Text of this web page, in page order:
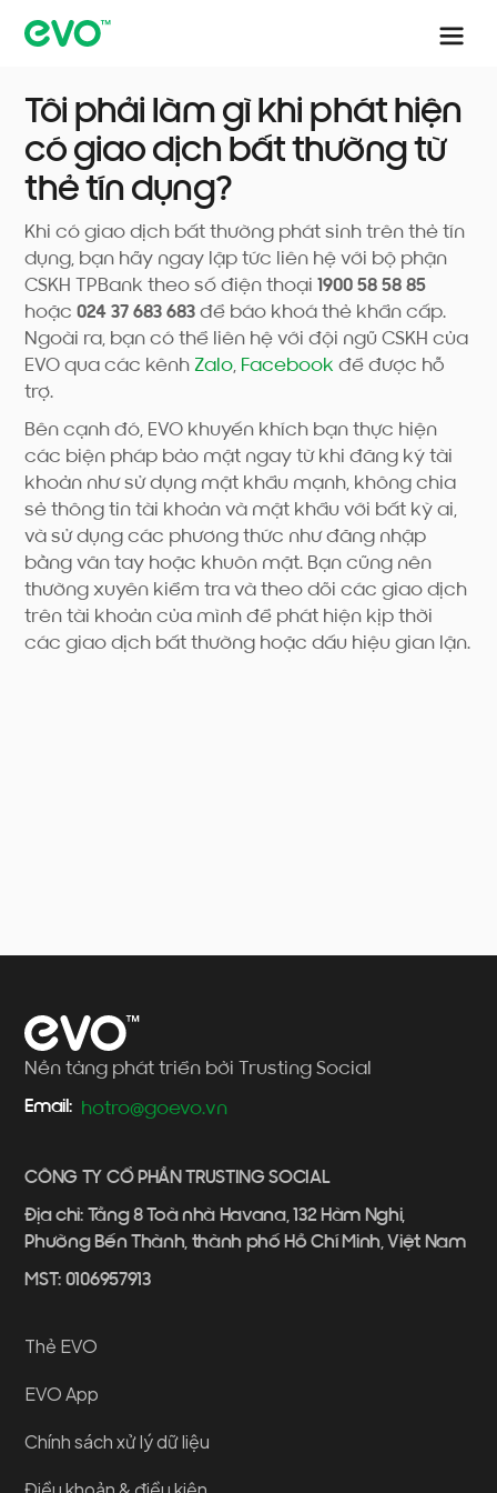
Tôi phải làm gì khi phát hiện
có giao dịch bất thường từ
thẻ tín dụng?
Khi có giao dịch bất thường phát sinh trên thẻ tín
dụng, bạn hãy ngay lập tức liên hệ với bộ phận
CSKH TPBank theo số điện thoại1900 58 58 85
hoặc024 37 683 683để báo khoá thẻ khẩn cấp.
Ngoài ra, bạn có thể liên hệ với đội ngũ CSKH của
EVO qua các kênh Zalo, Facebook để được hỗ
trợ.
Bên cạnh đó, EVO khuyến khích bạn thực hiện
các biện pháp bảo mật ngay từ khi đăng ký tài
khoản như sử dụng mật khẩu mạnh, không chia
sẻ thông tin tài khoản và mật khẩu với bất kỳ ai,
và sử dụng các phương thức như đăng nhập
bằng vân tay hoặc khuôn mặt. Bạn cũng nên
thường xuyên kiểm tra và theo dõi các giao dịch
trên tài khoản của mình để phát hiện kịp thời
các giao dịch bất thường hoặc dấu hiệu gian lận.
Nền tảng phát triển bởi Trusting Social
Email: hotro@goevo.vn
CÔNG TY CỔ PHẦN TRUSTING SOCIAL
Địa chỉ: Tầng 8 Toà nhà Havana, 132 Hàm Nghi,
Phường Bến Thành, thành phố Hồ Chí Minh, Việt Nam
MST: 0106957913
Thẻ EVO
EVO App
Chính sách xử lý dữ liệu